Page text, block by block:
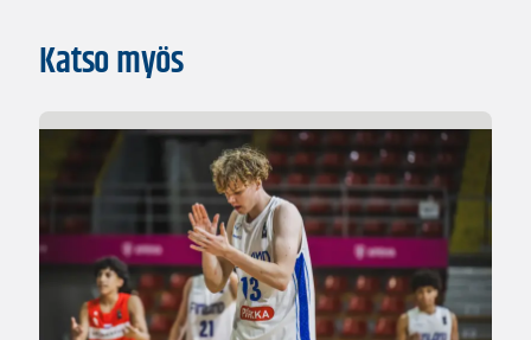
Katso myös